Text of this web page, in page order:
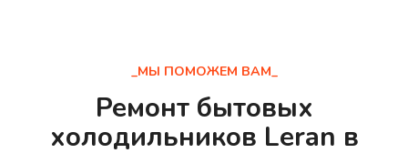
_МЫ ПОМОЖЕМ ВАМ_
Ремонт бытовых
холодильников Leran в